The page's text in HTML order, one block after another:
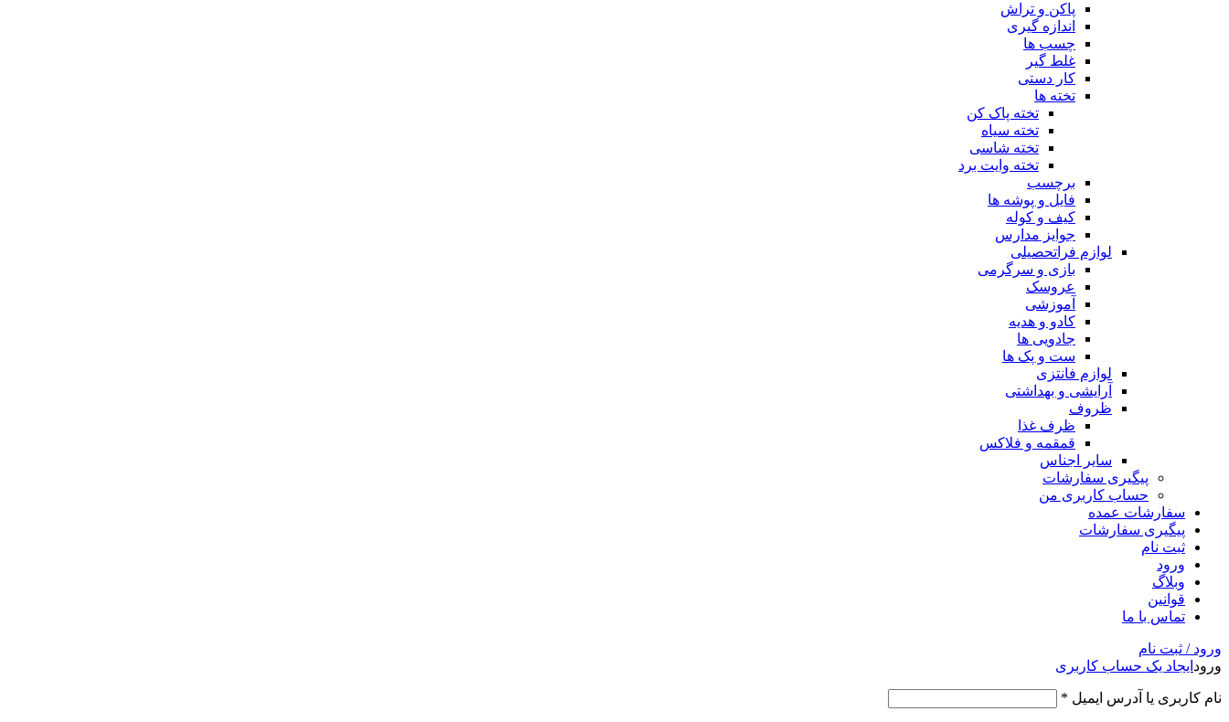
پاکن و تراش
اندازه گیری
چسب ها
غلط گیر
کار دستی
تخته ها
تخته پاک کن
تخته سیاه
تخته شاسی
تخته وایت برد
برچسب
فایل و پوشه ها
کیف و کوله
جوایز مدارس
لوازم فراتحصیلی
بازی و سرگرمی
عروسک
آموزشی
کادو و هدیه
جادویی ها
ست و پک ها
لوازم فانتزی
آرایشی و بهداشتی
ظروف
ظرف غذا
قمقمه و فلاکس
سایر اجناس
پیگیری سفارشات
حساب کاربری من
سفارشات عمده
پیگیری سفارشات
ثبت نام
ورود
وبلاگ
قوانین
تماس با ما
ورود / ثبت نام
ورود ایجاد یک حساب کاربری
نام کاربری یا آدرس ایمیل *